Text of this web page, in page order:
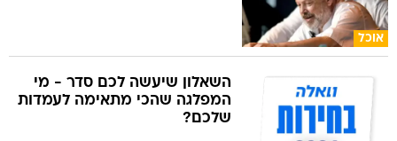
אוכל
השאלון שיעשה לכם סדר - מי
המפלגה שהכי מתאימה לעמדות
שלכם?